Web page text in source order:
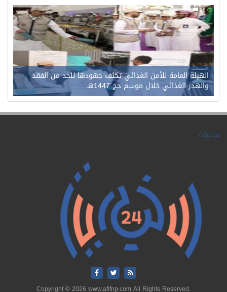
98
0
الهيئة العامة للأمن الغذائي تكثف جهودها للحد من الفقد
والهدر الغذائي خلال موسم حج 1447هـ
محليات
Copyright © 2026 www.afifnp.com All Rights Reserved.